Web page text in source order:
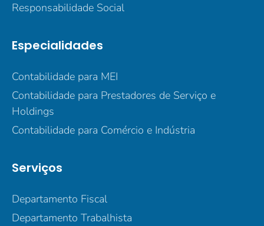
Responsabilidade Social
Especialidades
Contabilidade para MEI
Contabilidade para Prestadores de Serviço e
Holdings
Contabilidade para Comércio e Indústria
Serviços
Departamento Fiscal
Departamento Trabalhista